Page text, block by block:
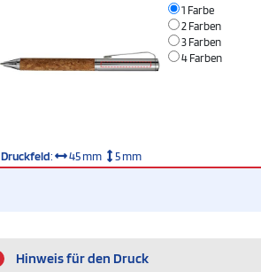
1 Farbe
2 Farben
3 Farben
4 Farben
Druckfeld: 45 mm 5 mm
Hinweis für den Druck